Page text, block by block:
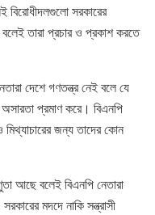
বিরোধীদলগুলো সরকারের
তারা প্রচার ও প্রকাশ করতে
দেশে গণতন্ত্র নেই বলে যে
প্রমাণ করে। বিএনপি
জন্য তাদের কোন
আছে বলেই বিএনপি নেতারা
মদদে নাকি সন্ত্রাসী